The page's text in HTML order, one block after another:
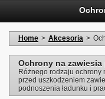
Home > Akcesoria >
Ochrony na
Różnego rodzaju ochrony
przed uszkodzeniem
podnoszenia ładunku i